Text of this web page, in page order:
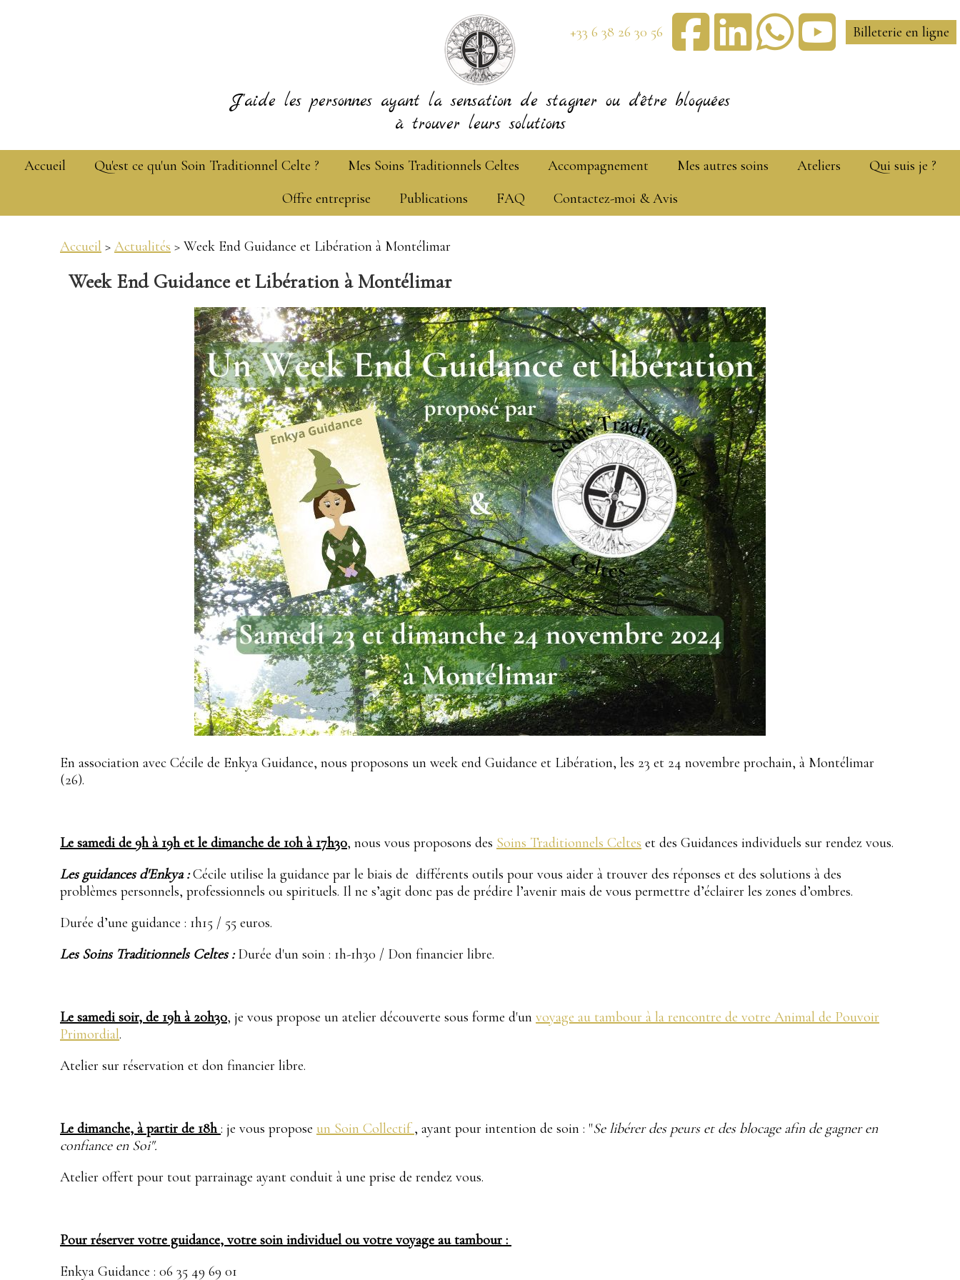
+33 6 38 26 30 56 Billeterie en ligne
J'aide les personnes ayant la sensation de stagner ou d'être bloquées
à trouver leurs solutions
Accueil Qu'est ce qu'un Soin Traditionnel Celte ? Mes Soins Traditionnels Celtes Accompagnement Mes autres soins Ateliers
Qui suis je ?
Offre entreprise
Publications FAQ Contactez-moi & Avis
Accueil > Actualités > Week End Guidance et Libération à Montélimar
Week End Guidance et Libération à Montélimar
En association avec Cécile de Enkya Guidance, nous proposons un week end Guidance et Libération, les 23 et 24 novembre prochain, à Montélimar
(26).
Le samedi de 9h à 19h et le dimanche de 10h à 17h30, nous vous proposons des Soins Traditionnels Celtes et des Guidances individuels sur rendez vous.
Les guidances d'Enkya :Cécile utilise la guidance par le biais de différents outils pour vous aider à trouver des réponses et des solutions à des
problèmes personnels, professionnels ou spirituels. Il ne s’agit donc pas de prédire l’avenir mais de vous permettre d’éclairer les zones d’ombres.
Durée d’une guidance : 1h15 / 55 euros.
Les Soins Traditionnels Celtes :Durée d'un soin : 1h-1h30 / Don financier libre.
Le samedi soir, de 19h à 20h30, je vous propose un atelier découverte sous forme d'un voyage au tambour à la rencontre de votre Animal de Pouvoir
Primordial.
Atelier sur réservation et don financier libre.
Le dimanche, à partir de 18h: je vous propose un Soin Collectif, ayant pour intention de soin : "Se libérer des peurs et des blocage afin de gagner en
confiance en Soi".
Atelier offert pour tout parrainage ayant conduit à une prise de rendez vous.
Pour réserver votre guidance, votre soin individuel ou votre voyage au tambour :
Enkya Guidance : 06 35 49 69 01